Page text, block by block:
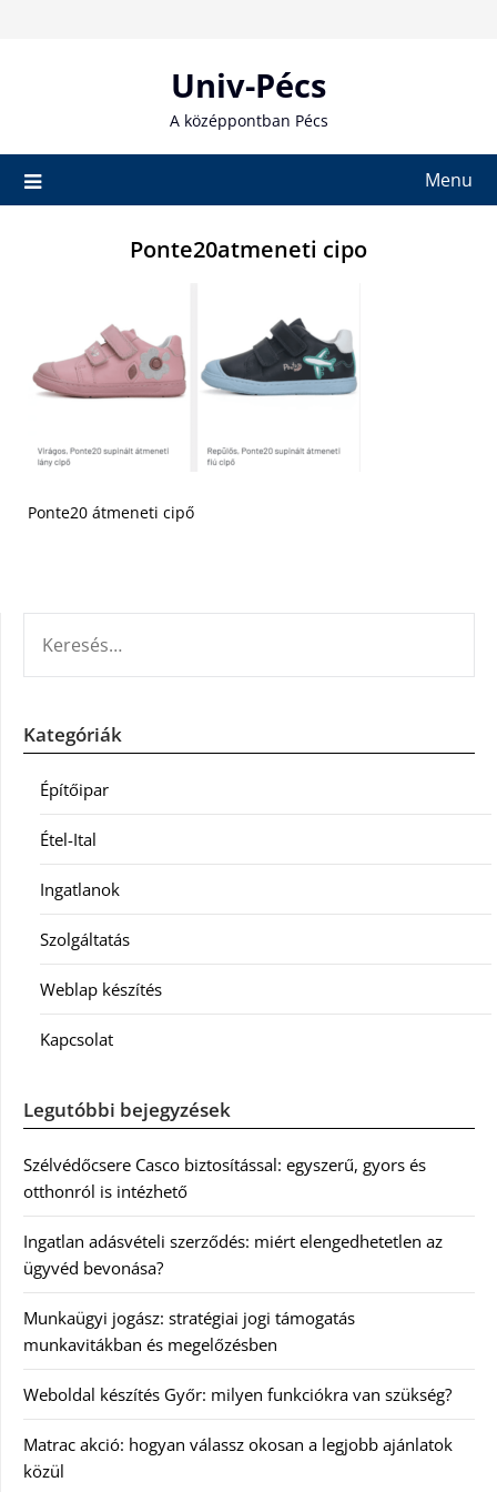
Univ-Pécs
A középpontban Pécs
Menu
Ponte20atmeneti cipo
Ponte20 átmeneti cipő
Kategóriák
Építőipar
Étel-Ital
Ingatlanok
Szolgáltatás
Weblap készítés
Kapcsolat
Legutóbbi bejegyzések
Szélvédőcsere Casco biztosítással: egyszerű, gyors és
otthonról is intézhető
Ingatlan adásvételi szerződés: miért elengedhetetlen az
ügyvéd bevonása?
Munkaügyi jogász: stratégiai jogi támogatás
munkavitákban és megelőzésben
Weboldal készítés Győr: milyen funkciókra van szükség?
Matrac akció: hogyan válassz okosan a legjobb ajánlatok
közül